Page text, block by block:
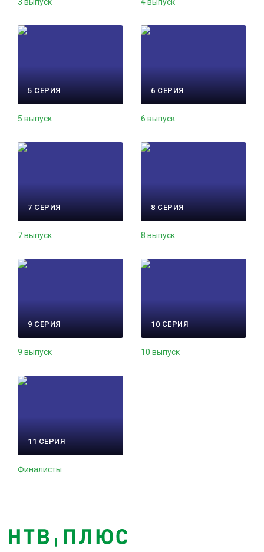
5 СЕРИЯ
5 выпуск
6 СЕРИЯ
6 выпуск
7 СЕРИЯ
7 выпуск
8 СЕРИЯ
8 выпуск
9 СЕРИЯ
9 выпуск
10 СЕРИЯ
10 выпуск
11 СЕРИЯ
Финалисты